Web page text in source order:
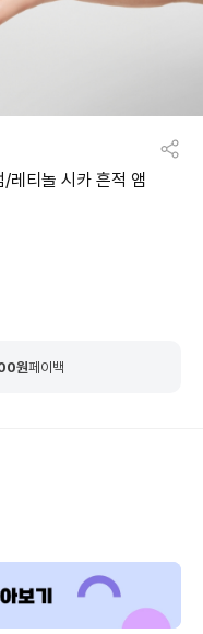
레티놀 시카 흔적 앰
원페이백